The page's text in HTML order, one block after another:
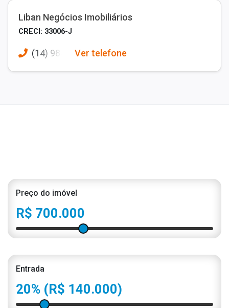
Liban Negócios Imobiliários
CRECI: 33006-J
(14) 988 Ver telefone
Preço do imóvel
R$ 700.000
Entrada
20% (R$ 140.000)